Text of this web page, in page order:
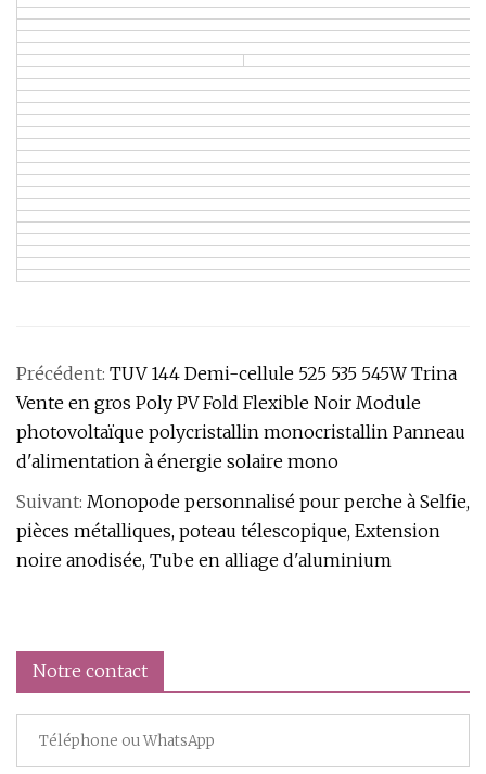
Précédent: TUV 144 Demi-cellule 525 535 545W Trina
Vente en gros Poly PV Fold Flexible Noir Module
photovoltaïque polycristallin monocristallin Panneau
d'alimentation à énergie solaire mono
Suivant: Monopode personnalisé pour perche à Selfie,
pièces métalliques, poteau télescopique, Extension
noire anodisée, Tube en alliage d'aluminium
Notre contact